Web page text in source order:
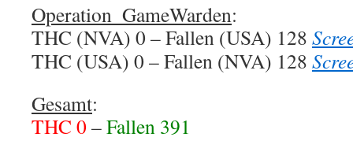
Operation_GameWarden:
THC (NVA) 0 – Fallen (USA) 128
THC (USA) 0 – Fallen (NVA) 128
Gesamt:
THC 0–Fallen 391